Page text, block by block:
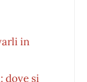
in
dove si